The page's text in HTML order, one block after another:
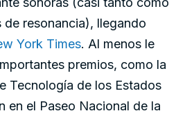
resonancia), llegando
York Times. Al menos le
premios, como la
Tecnología de los Estados
en el Paseo Nacional de la